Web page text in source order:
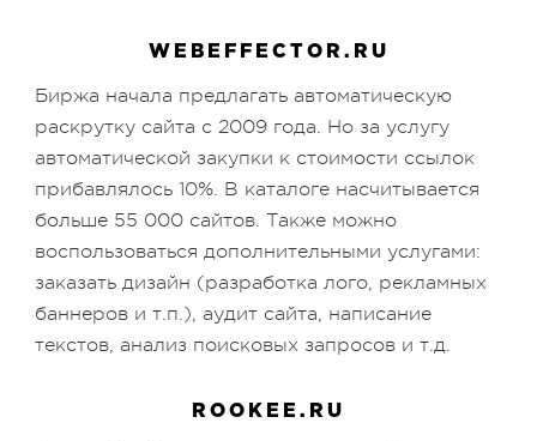
WEBEFFECTOR.RU
Биржа начала предлагать автоматическую
раскрутку сайта с 2009 года. Но за услугу
автоматической закупки к стоимости ссылок
прибавлялось 10%. В каталоге насчитывается
больше 55 000 сайтов. Также можно
воспользоваться дополнительными услугами:
заказать дизайн (разработка лого, рекламных
баннеров и т.п.), аудит сайта, написание
текстов, анализ поисковых запросов и т.д.
ROOKEE.RU